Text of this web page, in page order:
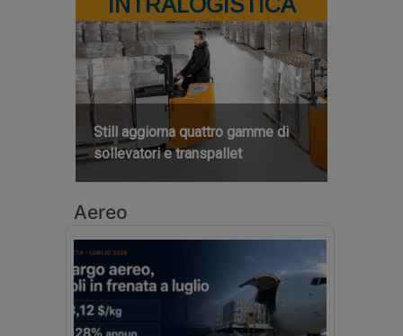
Still aggiorna quattro gamme di
sollevatori e transpallet
Aereo